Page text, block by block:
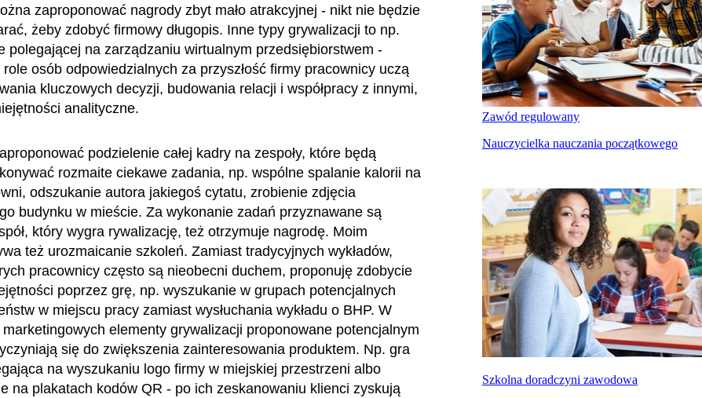
zaproponować nagrody zbyt mało atrakcyjnej - nikt nie będzie
żeby zdobyć firmowy długopis. Inne typy grywalizacji to np.
polegającej na zarządzaniu wirtualnym przedsiębiorstwem -
osób odpowiedzialnych za przyszłość firmy pracownicy uczą
kluczowych decyzji, budowania relacji i współpracy z innymi,
analityczne.
podzielenie całej kadry na zespoły, które będą
rozmaite ciekawe zadania, np. wspólne spalanie kalorii na
odszukanie autora jakiegoś cytatu, zrobienie zdjęcia
budynku w mieście. Za wykonanie zadań przyznawane są
który wygra rywalizację, też otrzymuje nagrodę. Moim
też urozmaicanie szkoleń. Zamiast tradycyjnych wykładów,
pracownicy często są nieobecni duchem, proponuję zdobycie
poprzez grę, np. wyszukanie w grupach potencjalnych
w miejscu pracy zamiast wysłuchania wykładu o BHP. W
elementy grywalizacji proponowane potencjalnym
się do zwiększenia zainteresowania produktem. Np. gra
na wyszukaniu logo firmy w miejskiej przestrzeni albo
na plakatach kodów QR - po ich zeskanowaniu klienci zyskują
Zawód regulowany
Nauczycielka nauczania początkowego
Szkolna doradczyni zawodowa